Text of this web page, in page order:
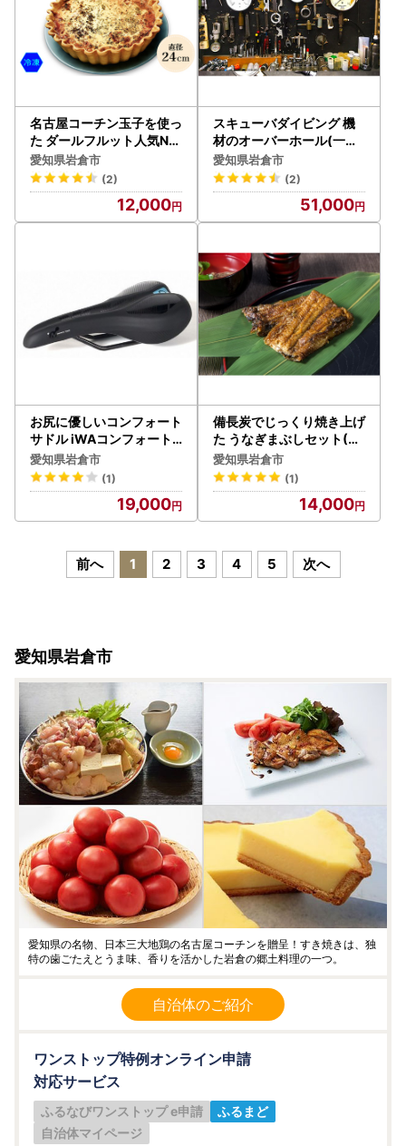
名古屋コーチン玉子を使っ
た ダールフルット人気No
1のキッシュパイ(冷凍)【
0570】
愛知県岩倉市
(2)
12,000
スキューバダイビング 機
材のオーバーホール(一台)
[0900]
愛知県岩倉市
(2)
51,000
お尻に優しいコンフォート
サドル iWAコンフォート
プラス D073【0406】
愛知県岩倉市
(1)
19,000
備長炭でじっくり焼き上げ
た うなぎまぶしセット(2
人前)【0544】
愛知県岩倉市
(1)
14,000
前へ 1 2 3 4 5 次へ
愛知県岩倉市
愛知県の名物、日本三大地鶏の名古屋コーチンを贈呈！すき焼きは、独
特の歯ごたえとうま味、香りを活かした岩倉の郷土料理の一つ。
自治体のご紹介
ワンストップ特例オンライン申請
対応サービス
ふるなびワンストップ e申請
ふるまど
自治体マイページ